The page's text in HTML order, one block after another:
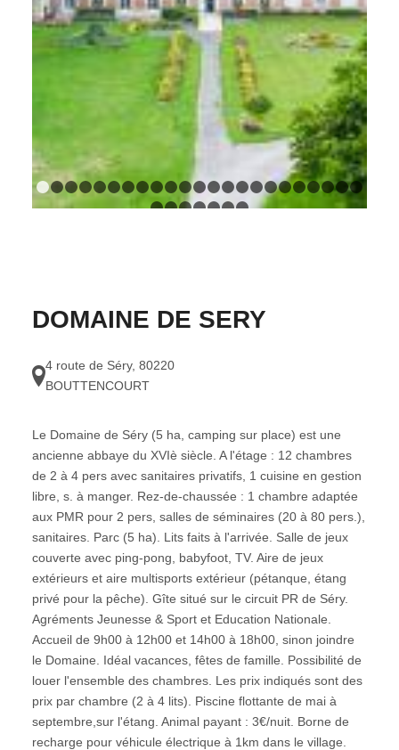
1 2 3 4 5 6 7 8 9 101112 13 14151617
DOMAINE DE SERY
4 route de Séry, 80220
BOUTTENCOURT
Le Domaine de Séry (5 ha, camping sur place) est une
ancienne abbaye du XVIè siècle. A l'étage : 12 chambres
de 2 à 4 pers avec sanitaires privatifs, 1 cuisine en gestion
libre, s. à manger. Rez-de-chaussée : 1 chambre adaptée
aux PMR pour 2 pers, salles de séminaires (20 à 80 pers.),
sanitaires. Parc (5 ha). Lits faits à l'arrivée. Salle de jeux
couverte avec ping-pong, babyfoot, TV. Aire de jeux
extérieurs et aire multisports extérieur (pétanque, étang
privé pour la pêche). Gîte situé sur le circuit PR de Séry.
Agréments Jeunesse & Sport et Education Nationale.
Accueil de 9h00 à 12h00 et 14h00 à 18h00, sinon joindre
le Domaine. Idéal vacances, fêtes de famille. Possibilité de
louer l'ensemble des chambres. Les prix indiqués sont des
prix par chambre (2 à 4 lits). Piscine flottante de mai à
septembre,sur l'étang. Animal payant : 3€/nuit. Borne de
recharge pour véhicule électrique à 1km dans le village.